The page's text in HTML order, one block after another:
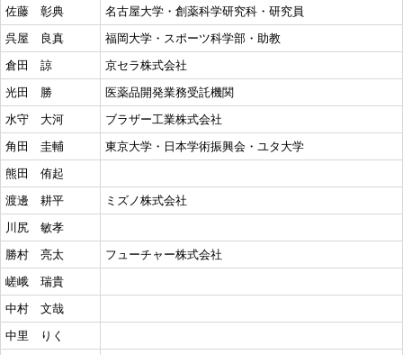
佐藤 彰典
名古屋大学・創薬科学研究科・研究員
呉屋 良真
福岡大学・スポーツ科学部・助教
倉田 諒
京セラ株式会社
光田 勝
医薬品開発業務受託機関
水守 大河
ブラザー工業株式会社
角田 圭輔
東京大学・日本学術振興会・ユタ大学
熊田 侑起
渡邊 耕平
ミズノ株式会社
川尻 敏孝
勝村 亮太
フューチャー株式会社
嵯峨 瑞貴
中村 文哉
中里 りく